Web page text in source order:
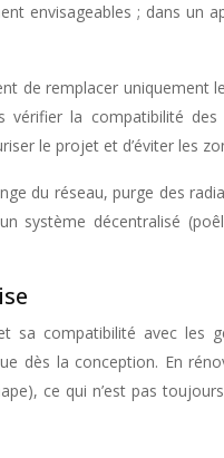
envisageables ; dans un
de remplacer
la compatibilité
le projet et d’éviter les
du réseau, purge des
système décentralisé
compatibilité avec les
dès la conception. En
ce qui n’est pas